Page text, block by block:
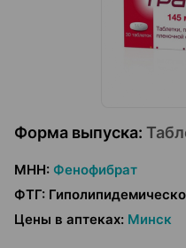
Форма выпуска:
МНН: Фенофибрат
ФТГ:
Цены в аптеках: Минск